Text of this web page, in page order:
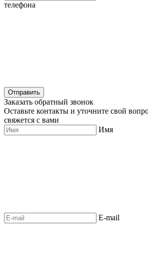
телефона
Отправить
Заказать обратный звонок
Оставьте контакты и уточните свой
свяжется с вами
Имя
E-mail